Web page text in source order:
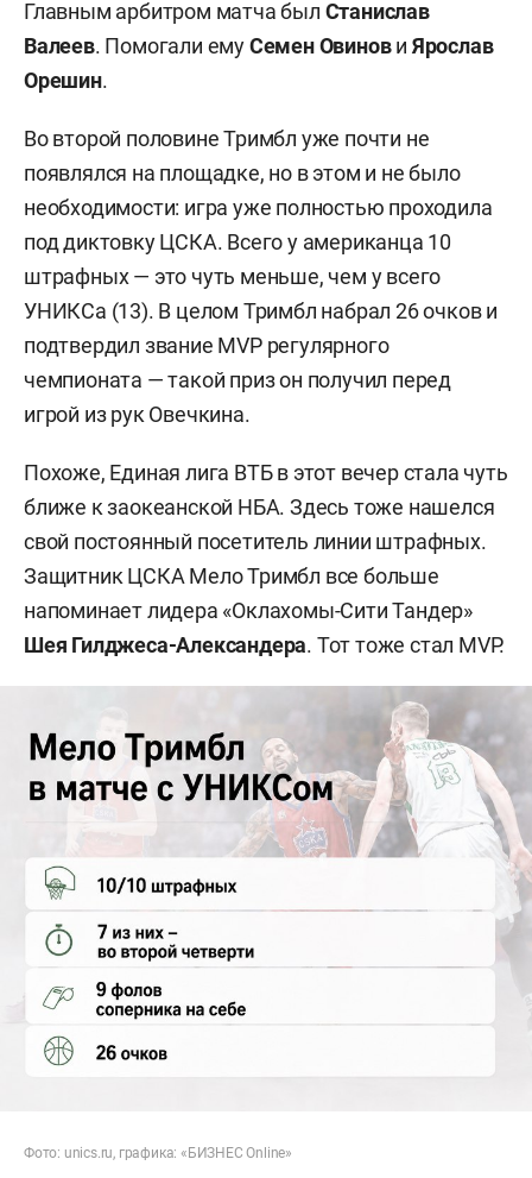
Главным арбитром матча был Станислав
Валеев. Помогали емуСеменОвинови Ярослав
Орешин.
Во второй половине Тримбл уже почти не
появлялся на площадке, но в этом и не было
необходимости: игра уже полностью проходила
под диктовку ЦСКА. Всего у американца 10
штрафных — это чуть меньше, чем у всего
УНИКСа (13). В целом Тримбл набрал 26 очков и
подтвердил звание MVP регулярного
чемпионата — такой приз он получил перед
игрой из рук Овечкина.
Похоже, Единая лига ВТБ в этот вечер стала чуть
ближе к заокеанской НБА. Здесь тоже нашелся
свой постоянный посетитель линии штрафных.
Защитник ЦСКА Мело Тримбл все больше
напоминает лидера «Оклахомы-Сити Тандер»
Шея Гилджеса-Александера. Тот тоже стал MVP.
Фото: unics.ru, графика: «БИЗНЕС Online»